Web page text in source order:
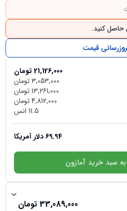
حاصل کنید.
قیمت
21,126,000 تومان
3,053,000تومان
13,261,000تومان
4,812,000تومان
11.5 انس
69.94دلار آمریکا
سبد خرید آمازون
33,089,000 تومان